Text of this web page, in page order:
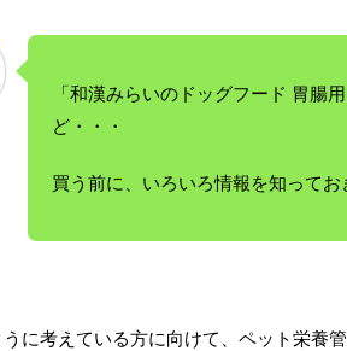
「和漢みらいのドッグフード 胃腸
ど・・・
買う前に、いろいろ情報を知ってお
に考えている方に向けて、ペット栄養